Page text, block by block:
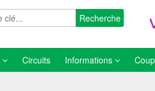
Recherche
Circuits Informations